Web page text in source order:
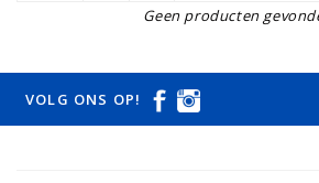
Geen producten
VOLG ONS OP!